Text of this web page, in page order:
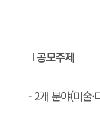
□ 공모주제
- 2개 분야(미술·